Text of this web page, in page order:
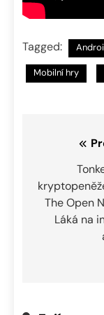
Tagged:
Mobilní hry
The Open
Láká na